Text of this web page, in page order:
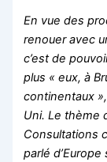
En vue des
renouer avec
c’est de
plus « eux, à
continentaux
Uni. Le thème
Consultations
parlé